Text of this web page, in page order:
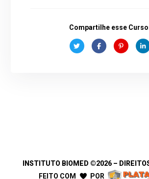
Compartilhe esse
INSTITUTO BIOMED ©2026 –
FEITO COM
POR